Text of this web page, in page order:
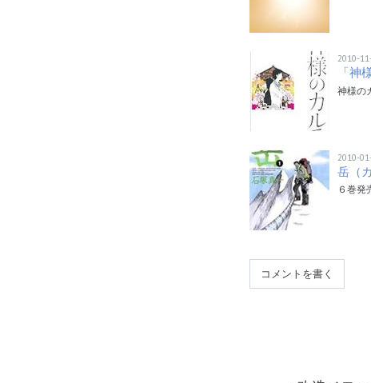
2010-
「神
神様の
2010-
岳（
６巻発
コメントを書く